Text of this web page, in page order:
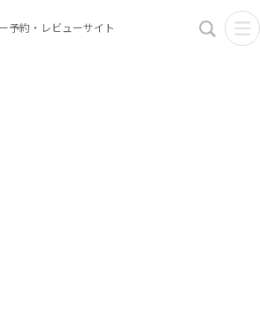
予約・レビューサイト